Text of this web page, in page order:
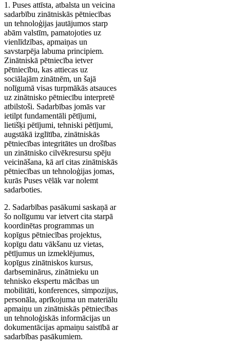
1. Puses attīsta, atbalsta un veicina
sadarbību zinātniskās pētniecības
un tehnoloģijas jautājumos starp
abām valstīm, pamatojoties uz
vienlīdzības, apmaiņas un
savstarpēja labuma principiem.
Zinātniskā pētniecība ietver
pētniecību, kas attiecas uz
sociālajām zinātnēm, un šajā
nolīgumā visas turpmākās atsauces
uz zinātnisko pētniecību interpretē
atbilstoši. Sadarbības jomās var
ietilpt fundamentāli pētījumi,
lietišķi pētījumi, tehniski pētījumi,
augstākā izglītība, zinātniskās
pētniecības integritātes un drošības
un zinātnisko cilvēkresursu spēju
veicināšana, kā arī citas zinātniskās
pētniecības un tehnoloģijas jomas,
kurās Puses vēlāk var nolemt
sadarboties.
2. Sadarbības pasākumi saskaņā ar
šo nolīgumu var ietvert cita starpā
koordinētas programmas un
kopīgus pētniecības projektus,
kopīgu datu vākšanu uz vietas,
pētījumus un izmeklējumus,
kopīgus zinātniskos kursus,
darbseminārus, zinātnieku un
tehnisko ekspertu mācības un
mobilitāti, konferences, simpozijus,
personāla, aprīkojuma un materiālu
apmaiņu un zinātniskās pētniecības
un tehnoloģiskās informācijas un
dokumentācijas apmaiņu saistībā ar
sadarbības pasākumiem.